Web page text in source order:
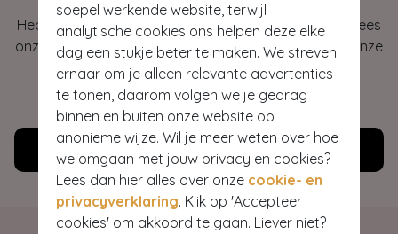
soepel werkende website, terwijl
analytische cookies ons helpen deze elke
dag een stukje beter te maken. We streven
ernaar om je alleen relevante advertenties
te tonen, daarom volgen we je gedrag
binnen en buiten onze website op
anonieme wijze. Wil je meer weten over hoe
we omgaan met jouw privacy en cookies?
Lees dan hier alles over onze cookie- en
privacyverklaring. Klik op 'Accepteer
cookies' om akkoord te gaan. Liever niet?
Heb je vragen of heb je hulp nodig bij je bestelling? Lees
onze veelgestelde vragen of neem contact op met onze
klantenservice. Wij helpen je graag!
WE ZIJN NU OPEN
Klantenservice